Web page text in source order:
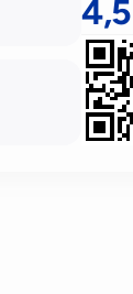
4,5